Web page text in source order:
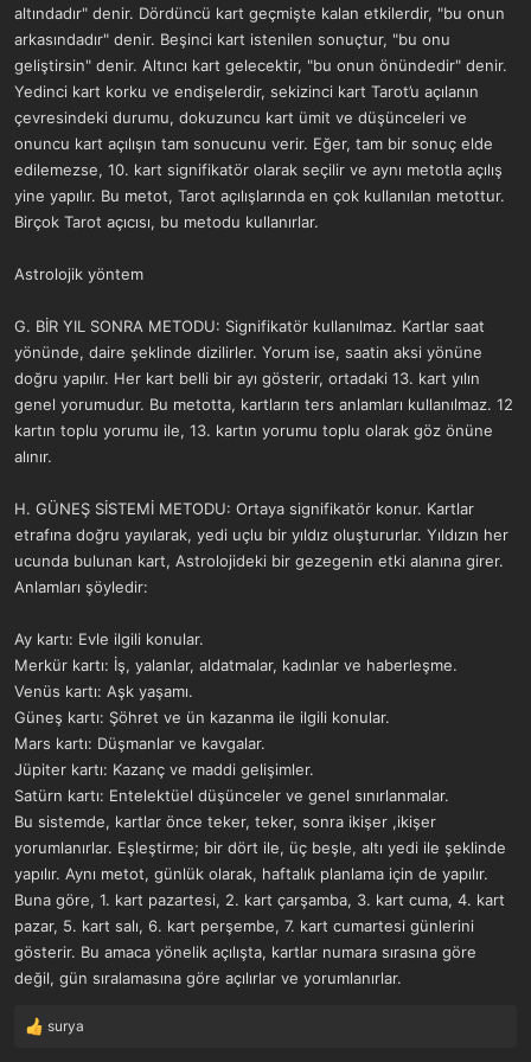
altındadır" denir. Dördüncü kart geçmişte kalan etkilerdir, "bu onun
arkasındadır" denir. Beşinci kart istenilen sonuçtur, "bu onu
geliştirsin" denir. Altıncı kart gelecektir, "bu onun önündedir" denir.
Yedinci kart korku ve endişelerdir, sekizinci kart Tarot’u açılanın
çevresindeki durumu, dokuzuncu kart ümit ve düşünceleri ve
onuncu kart açılışın tam sonucunu verir. Eğer, tam bir sonuç elde
edilemezse, 10. kart signifikatör olarak seçilir ve aynı metotla açılış
yine yapılır. Bu metot, Tarot açılışlarında en çok kullanılan metottur.
Birçok Tarot açıcısı, bu metodu kullanırlar.
Astrolojik yöntem
G. BİR YIL SONRA METODU: Signifikatör kullanılmaz. Kartlar saat
yönünde, daire şeklinde dizilirler. Yorum ise, saatin aksi yönüne
doğru yapılır. Her kart belli bir ayı gösterir, ortadaki 13. kart yılın
genel yorumudur. Bu metotta, kartların ters anlamları kullanılmaz. 12
kartın toplu yorumu ile, 13. kartın yorumu toplu olarak göz önüne
alınır.
H. GÜNEŞ SİSTEMİ METODU: Ortaya signifikatör konur. Kartlar
etrafına doğru yayılarak, yedi uçlu bir yıldız oluştururlar. Yıldızın her
ucunda bulunan kart, Astrolojideki bir gezegenin etki alanına girer.
Anlamları şöyledir:
Ay kartı: Evle ilgili konular.
Merkür kartı: İş, yalanlar, aldatmalar, kadınlar ve haberleşme.
Venüs kartı: Aşk yaşamı.
Güneş kartı: Şöhret ve ün kazanma ile ilgili konular.
Mars kartı: Düşmanlar ve kavgalar.
Jüpiter kartı: Kazanç ve maddi gelişimler.
Satürn kartı: Entelektüel düşünceler ve genel sınırlanmalar.
Bu sistemde, kartlar önce teker, teker, sonra ikişer ,ikişer
yorumlanırlar. Eşleştirme; bir dört ile, üç beşle, altı yedi ile şeklinde
yapılır. Aynı metot, günlük olarak, haftalık planlama için de yapılır.
Buna göre, 1. kart pazartesi, 2. kart çarşamba, 3. kart cuma, 4. kart
pazar, 5. kart salı, 6. kart perşembe, 7. kart cumartesi günlerini
gösterir. Bu amaca yönelik açılışta, kartlar numara sırasına göre
değil, gün sıralamasına göre açılırlar ve yorumlanırlar.
T
surya